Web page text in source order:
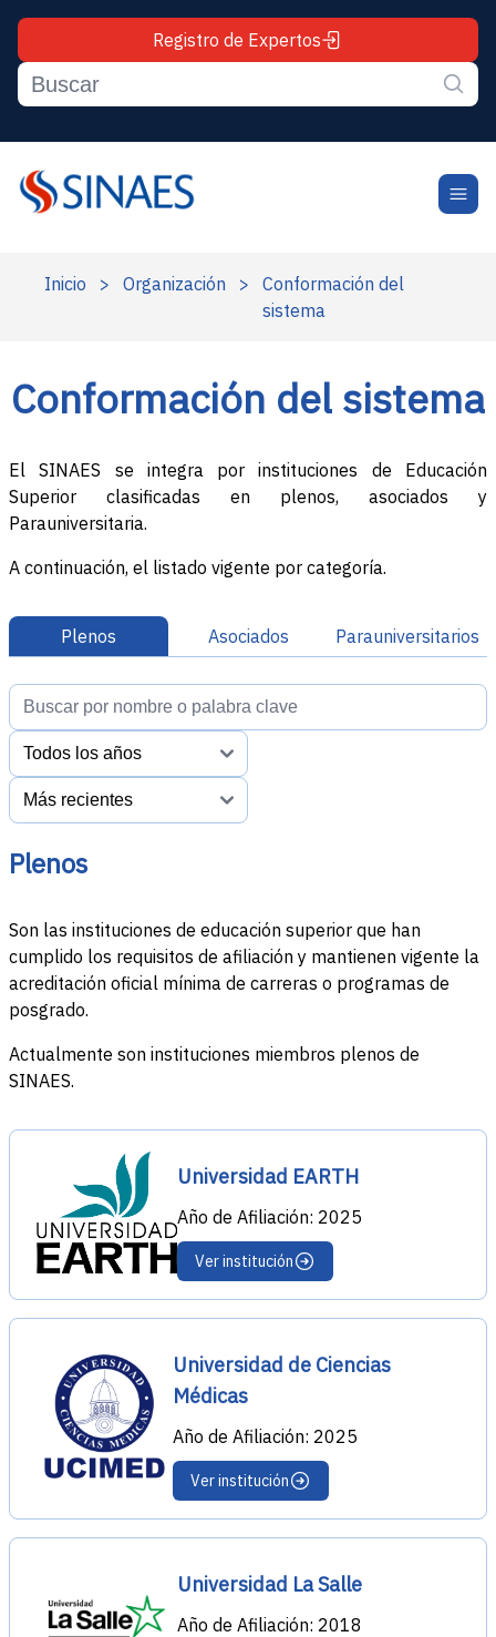
Registro de Expertos
Inicio > Organización >
Conformación del
sistema
Conformación del sistema
El SINAES se integra por instituciones de Educación
Superior clasificadas en plenos, asociados y
Parauniversitaria.
A continuación, el listado vigente por categoría.
Plenos Asociados Parauniversitarios
Plenos
Son las instituciones de educación superior que han
cumplido los requisitos de afiliación y mantienen vigente la
acreditación oficial mínima de carreras o programas de
posgrado.
Actualmente son instituciones miembros plenos de
SINAES.
Universidad EARTH
Año de Afiliación: 2025
Ver institución
Universidad de Ciencias
Médicas
Año de Afiliación: 2025
Ver institución
Universidad La Salle
Año de Afiliación: 2018